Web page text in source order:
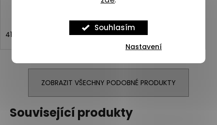
Souhlasím
Nastavení
41 44 44,5 45
ZOBRAZIT VŠECHNY PODOBNÉ PRODUKTY
Související produkty